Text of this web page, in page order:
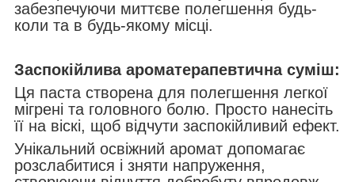
забезпечуючи миттєве полегшення будь-
коли та в будь-якому місці.
Заспокійлива ароматерапевтична суміш:
Ця паста створена для полегшення легкої
мігрені та головного болю. Просто нанесіть
її на віскі, щоб відчути заспокійливий ефект.
Унікальний освіжний аромат допомагає
розслабитися і зняти напруження,